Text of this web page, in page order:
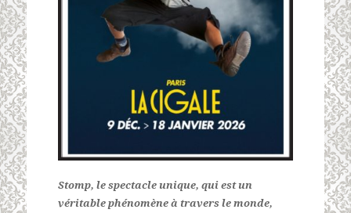
Stomp, le spectacle unique, qui est un
véritable phénomène à travers le monde,